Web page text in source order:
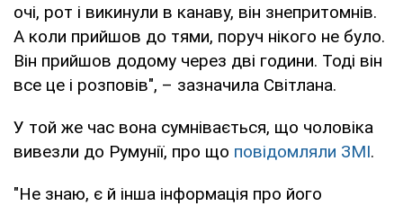
очі, рот і викинули в канаву, він знепритомнів.
А коли прийшов до тями, поруч нікого не було.
Він прийшов додому через дві години. Тоді він
все це і розповів", – зазначила Світлана.
У той же час вона сумнівається, що чоловіка
вивезли до Румунії, про що повідомляли ЗМІ.
"Не знаю, є й інша інформація про його